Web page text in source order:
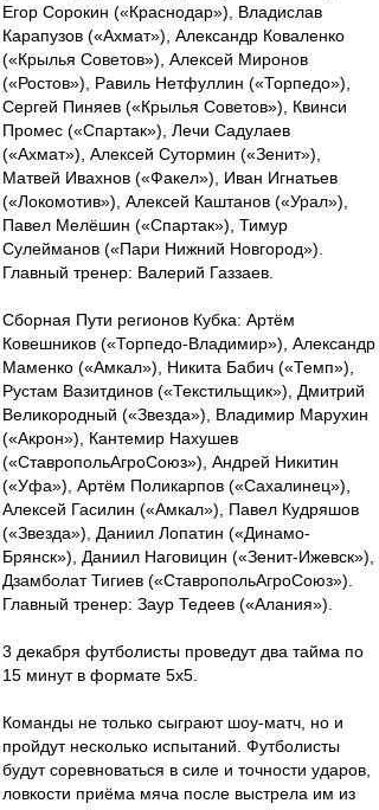
Егор Сорокин («Краснодар»), Владислав
Карапузов («Ахмат»), Александр Коваленко
(«Крылья Советов»), Алексей Миронов
(«Ростов»), Равиль Нетфуллин («Торпедо»),
Сергей Пиняев («Крылья Советов»), Квинси
Промес («Спартак»), Лечи Садулаев
(«Ахмат»), Алексей Сутормин («Зенит»),
Матвей Ивахнов («Факел»), Иван Игнатьев
(«Локомотив»), Алексей Каштанов («Урал»),
Павел Мелёшин («Спартак»), Тимур
Сулейманов («Пари Нижний Новгород»).
Главный тренер: Валерий Газзаев.
Сборная Пути регионов Кубка: Артём
Ковешников («Торпедо-Владимир»), Александр
Маменко («Амкал»), Никита Бабич («Темп»),
Рустам Вазитдинов («Текстильщик»), Дмитрий
Великородный («Звезда»), Владимир Марухин
(«Акрон»), Кантемир Нахушев
(«СтавропольАгроСоюз»), Андрей Никитин
(«Уфа»), Артём Поликарпов («Сахалинец»),
Алексей Гасилин («Амкал»), Павел Кудряшов
(«Звезда»), Даниил Лопатин («Динамо-
Брянск»), Даниил Наговицин («Зенит-Ижевск»),
Дзамболат Тигиев («СтавропольАгроСоюз»).
Главный тренер: Заур Тедеев («Алания»).
3 декабря футболисты проведут два тайма по
15 минут в формате 5х5.
Команды не только сыграют шоу-матч, но и
пройдут несколько испытаний. Футболисты
будут соревноваться в силе и точности ударов,
ловкости приёма мяча после выстрела им из